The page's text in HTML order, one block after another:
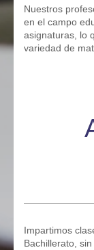
Nuestros
en el campo
asignaturas, lo
variedad de
Impartimos
Bachillerato,